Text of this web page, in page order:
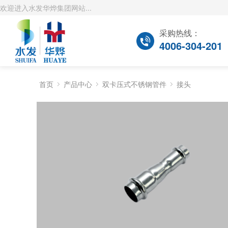
欢迎进入水发华烨集团网站...
采购热线：
4006-304-201
首页 产品中心 双卡压式不锈钢管件 接头